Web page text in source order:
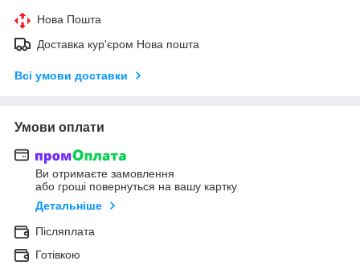
Нова Пошта
Доставка кур'єром Нова пошта
Всі умови доставки
Умови оплати
Ви отримаєте замовлення
або гроші повернуться на вашу картку
Детальніше
Післяплата
Готівкою